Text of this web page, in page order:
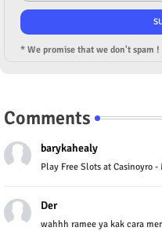
* We promise that we don't spam !
Comments
barykahealy
Play Free Slots at Casinoyro -
Der
wahhh ramee ya kak cara